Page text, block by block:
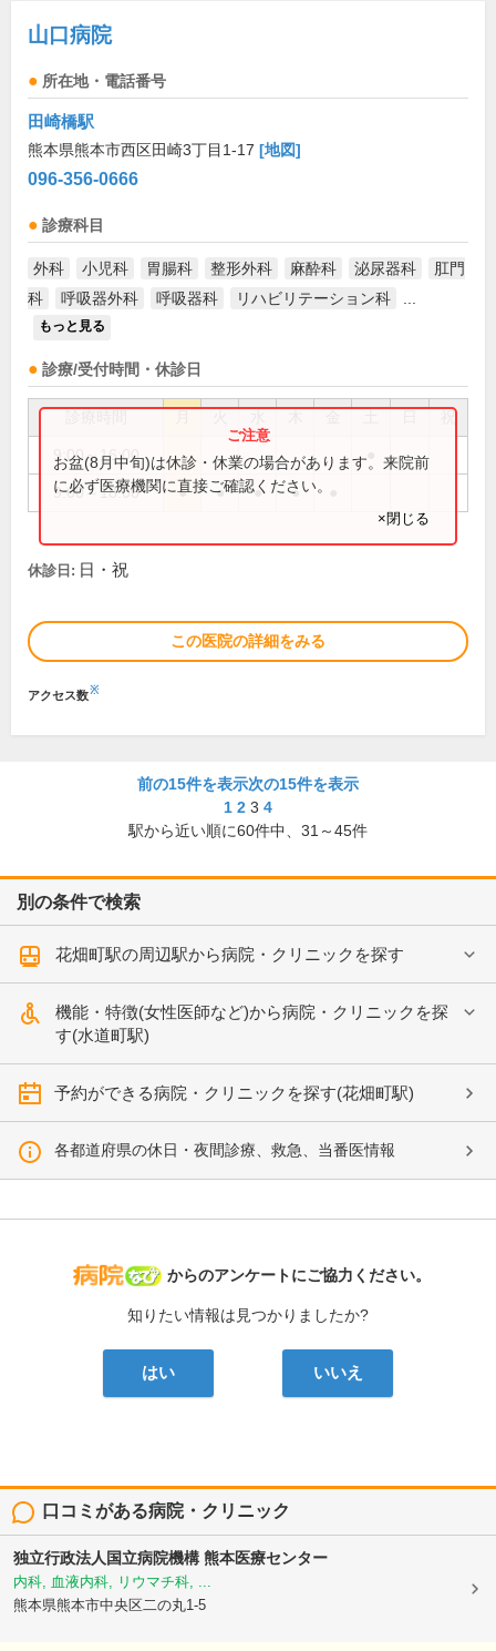
山口病院
所在地・電話番号
田崎橋駅
熊本県熊本市西区田崎3丁目1-17 [地図]
096-356-0666
診療科目
外科 小児科 胃腸科 整形外科 麻酔科 泌尿器科
肛門
科
呼吸器外科 呼吸器科 リハビリテーション科
もっと見る
診療/受付時間・休診日
祝
9:00～16:00
9:00～18:00 ● ● ● ●
お盆(8月中旬)は休診・休業の場合があります。来院前
に必ず医療機関に直接ご確認ください。
×閉じる
休診日: 日・祝
この医院の詳細をみる
アクセス数※
前の15件を表示次の15件を表示
1 2 3 4
駅から近い順に60件中、 31～45件
別の条件で検索
花畑町駅の周辺駅から病院・クリニックを探す
機能・特徴(女性医師など)から病院・クリニックを探
す(水道町駅)
予約ができる病院・クリニックを探す(花畑町駅)
各都道府県の休日・夜間診療、救急、当番医情報
病院なび
からのアンケートにご協力ください。
知りたい情報は見つかりましたか?
はい いいえ
口コミがある病院・クリニック
独立行政法人国立病院機構熊本医療センター
内科, 血液内科, リウマチ科, ...
熊本県熊本市中央区二の丸1-5